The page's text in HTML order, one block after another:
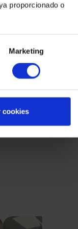
proporcionado o
Marketing
cookies